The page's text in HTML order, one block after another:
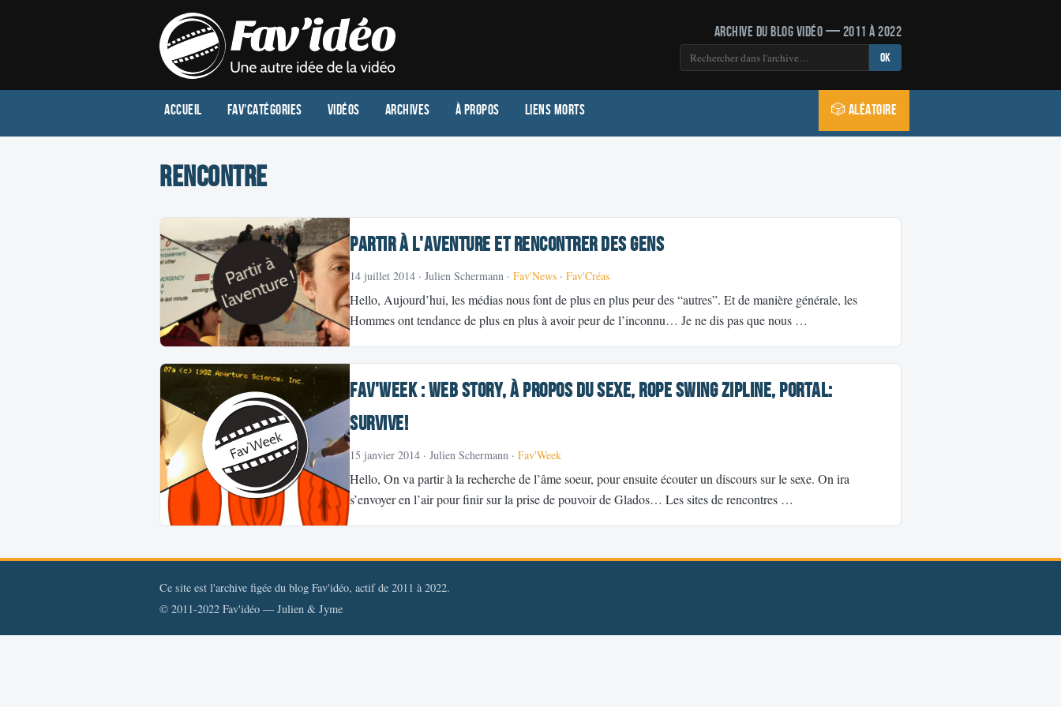
Archive du blog vidéo — 2011 à 2022
OK
Accueil Fav'Catégories Vidéos Archives À propos Liens morts 🎲 Aléatoire
rencontre
Partir à l'aventure et rencontrer des gens
14 juillet 2014 · Julien Schermann · Fav'News · Fav'Créas
Hello, Aujourd’hui, les médias nous font de plus en plus peur des “autres”. Et de manière générale, les
Hommes ont tendance de plus en plus à avoir peur de l’inconnu… Je ne dis pas que nous …
Fav'Week : WEB STORY, à Propos du sexe, Rope Swing Zipline, Portal:
Survive!
15 janvier 2014 · Julien Schermann · Fav'Week
Hello, On va partir à la recherche de l’âme soeur, pour ensuite écouter un discours sur le sexe. On ira
s’envoyer en l’air pour finir sur la prise de pouvoir de Glados… Les sites de rencontres …
Ce site est l'archive figée du blog Fav'idéo, actif de 2011 à 2022.
© 2011-2022 Fav'idéo — Julien & Jyme